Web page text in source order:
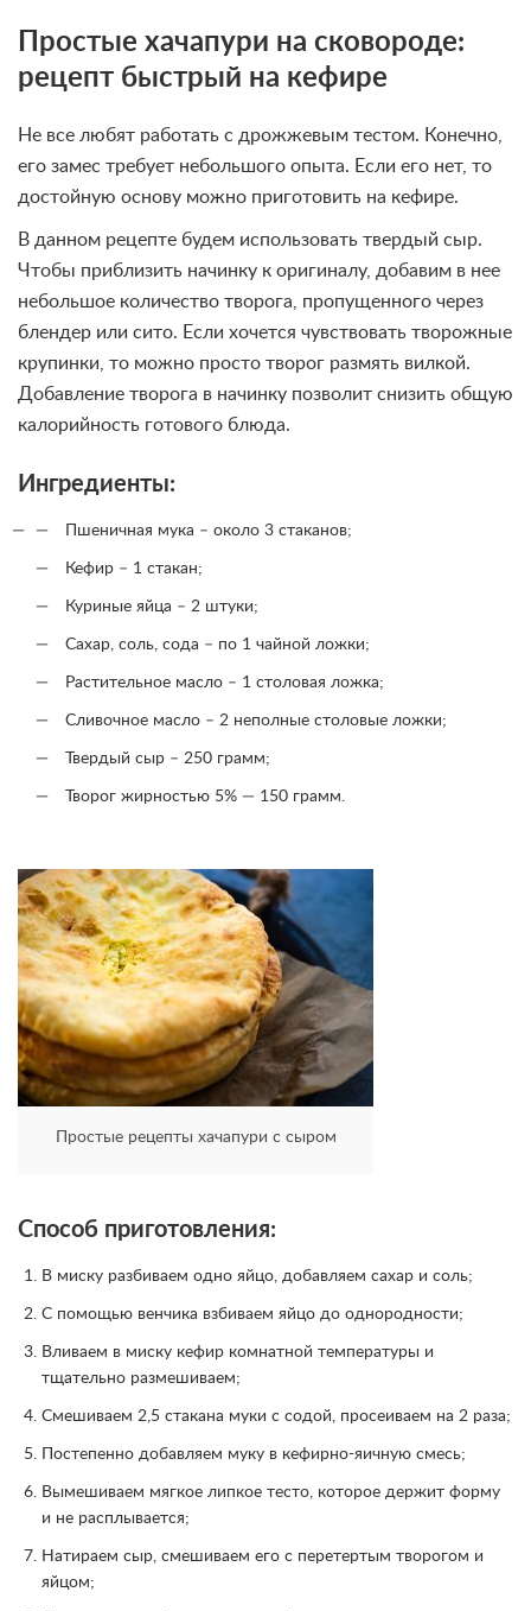
Простые хачапури на сковороде:
рецепт быстрый на кефире
Не все любят работать с дрожжевым тестом. Конечно,
его замес требует небольшого опыта. Если его нет, то
достойную основу можно приготовить на кефире.
В данном рецепте будем использовать твердый сыр.
Чтобы приблизить начинку к оригиналу, добавим в нее
небольшое количество творога, пропущенного через
блендер или сито. Если хочется чувствовать творожные
крупинки, то можно просто творог размять вилкой.
Добавление творога в начинку позволит снизить общую
калорийность готового блюда.
Ингредиенты:
Пшеничная мука – около 3 стаканов;
Кефир – 1 стакан;
Куриные яйца – 2 штуки;
Сахар, соль, сода – по 1 чайной ложки;
Растительное масло – 1 столовая ложка;
Сливочное масло – 2 неполные столовые ложки;
Твердый сыр – 250 грамм;
Творог жирностью 5% — 150 грамм.
Простые рецепты хачапури с сыром
Способ приготовления:
В миску разбиваем одно яйцо, добавляем сахар и соль;
С помощью венчика взбиваем яйцо до однородности;
Вливаем в миску кефир комнатной температуры и
тщательно размешиваем;
Смешиваем 2,5 стакана муки с содой, просеиваем на 2 раза;
Постепенно добавляем муку в кефирно-яичную смесь;
Вымешиваем мягкое липкое тесто, которое держит форму
и не расплывается;
Натираем сыр, смешиваем его с перетертым творогом и
яйцом;